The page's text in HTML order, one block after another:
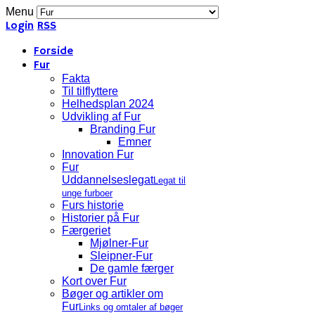
Menu
Login RSS
Forside
Fur
Fakta
Til tilflyttere
Helhedsplan 2024
Udvikling af Fur
Branding Fur
Emner
Innovation Fur
Fur
UddannelseslegatLegat til
unge furboer
Furs historie
Historier på Fur
Færgeriet
Mjølner-Fur
Sleipner-Fur
De gamle færger
Kort over Fur
Bøger og artikler om
FurLinks og omtaler af bøger